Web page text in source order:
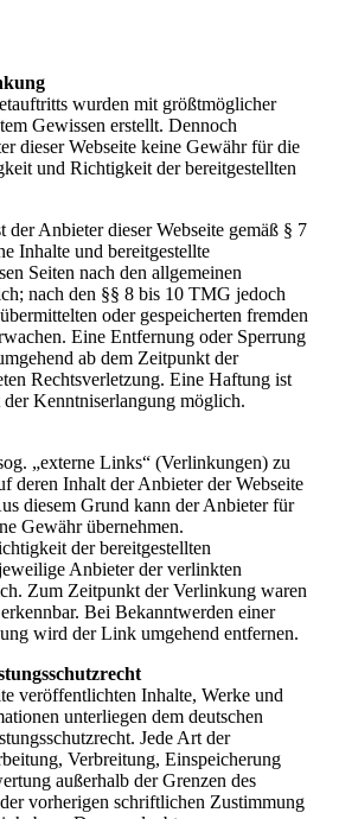
wurden mit größtmöglicher
Gewissen erstellt. Dennoch
dieser Webseite keine Gewähr für die
und Richtigkeit der bereitgestellten
der Anbieter dieser Webseite gemäß § 7
Inhalte und bereitgestellte
Seiten nach den allgemeinen
nach den §§ 8 bis 10 TMG jedoch
oder gespeicherten fremden
Eine Entfernung oder Sperrung
ab dem Zeitpunkt der
Rechtsverletzung. Eine Haftung ist
Kenntniserlangung möglich.
„externe Links“ (Verlinkungen) zu
deren Inhalt der Anbieter der Webseite
diesem Grund kann der Anbieter für
Gewähr übernehmen.
der bereitgestellten
Anbieter der verlinkten
Zum Zeitpunkt der Verlinkung waren
Bei Bekanntwerden einer
wird der Link umgehend entfernen.
veröffentlichten Inhalte, Werke und
unterliegen dem deutschen
Jede Art der
Verbreitung, Einspeicherung
außerhalb der Grenzen des
vorherigen schriftlichen Zustimmung